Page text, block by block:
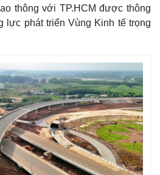
Infographic
thông với TP.HCM được thông
lực phát triển Vùng Kinh tế trọng